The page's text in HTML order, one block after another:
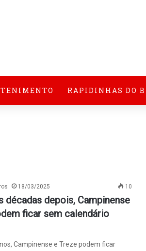
RAPIDINHAS DO
18/03/2025 10
décadas depois, Campinense
ficar sem calendário
Campinense e Treze podem ficar